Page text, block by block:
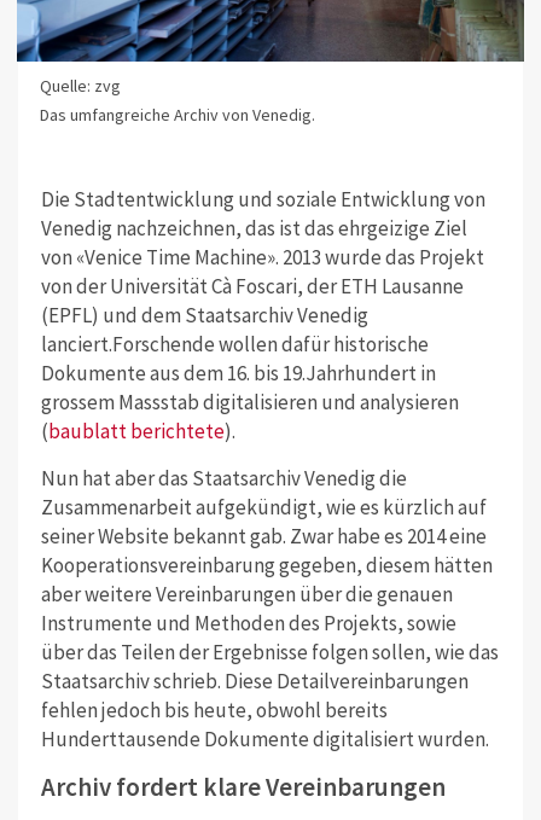
Quelle: zvg
Das umfangreiche Archiv von Venedig.
Die Stadtentwicklung und soziale Entwicklung von
Venedig nachzeichnen, das ist das ehrgeizige Ziel
von «Venice Time Machine». 2013 wurde das Projekt
von der Universität Cà Foscari, der ETH Lausanne
(EPFL) und dem Staatsarchiv Venedig
lanciert.Forschende wollen dafür historische
Dokumente aus dem 16. bis 19.Jahrhundert in
grossem Massstab digitalisieren und analysieren
(baublatt berichtete).
Nun hat aber das Staatsarchiv Venedig die
Zusammenarbeit aufgekündigt, wie es kürzlich auf
seiner Website bekannt gab. Zwar habe es 2014 eine
Kooperationsvereinbarung gegeben, diesem hätten
aber weitere Vereinbarungen über die genauen
Instrumente und Methoden des Projekts, sowie
über das Teilen der Ergebnisse folgen sollen, wie das
Staatsarchiv schrieb. Diese Detailvereinbarungen
fehlen jedoch bis heute, obwohl bereits
Hunderttausende Dokumente digitalisiert wurden.
Archiv fordert klare Vereinbarungen